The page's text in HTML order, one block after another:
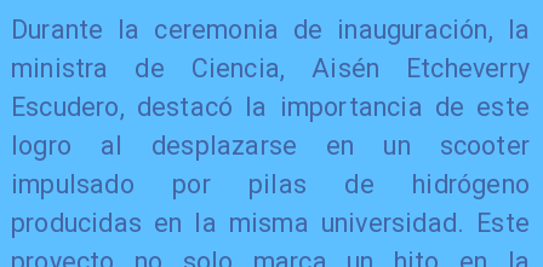
​Durante la ceremonia de inauguración, la
ministra de Ciencia, Aisén Etcheverry
Escudero, destacó la importancia de este
logro al desplazarse en un scooter
impulsado por pilas de hidrógeno
producidas en la misma universidad. Este